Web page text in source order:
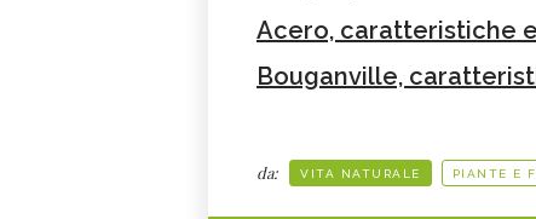
Acero, caratteristiche
Bouganville,
da: VITA NATURALE PIANTE E